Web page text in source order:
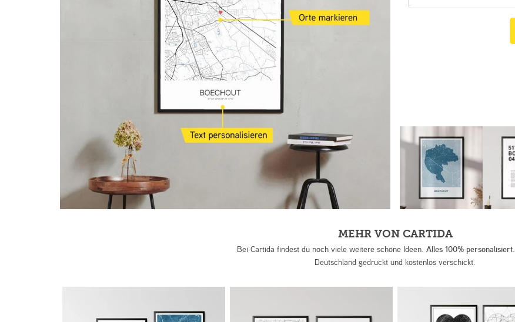
MEHR VON CARTIDA
Bei Cartida findest du noch viele weitere schöne Ideen. Alles 100% personalisiert.
Deutschland gedruckt und kostenlos verschickt.